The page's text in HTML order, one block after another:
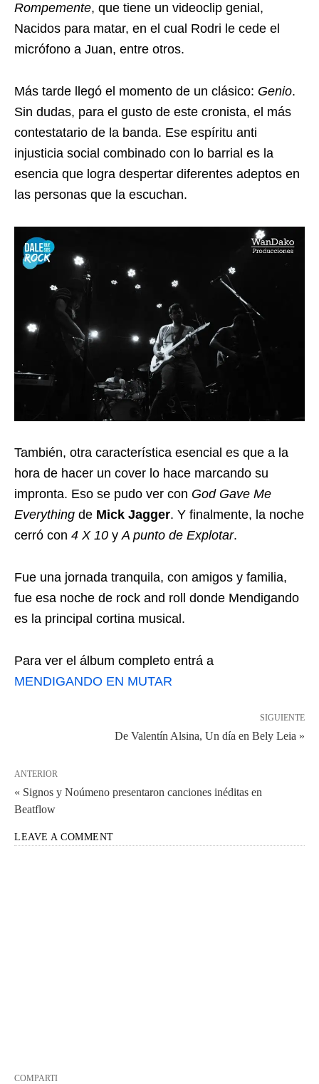
Rompemente, que tiene un videoclip genial,
Nacidos para matar, en el cual Rodri le cede el
micrófono a Juan, entre otros.
Más tarde llegó el momento de un clásico: Genio.
Sin dudas, para el gusto de este cronista, el más
contestatario de la banda. Ese espíritu anti
injusticia social combinado con lo barrial es la
esencia que logra despertar diferentes adeptos en
las personas que la escuchan.
También, otra característica esencial es que a la
hora de hacer un cover lo hace marcando su
impronta. Eso se pudo ver con God Gave Me
Everything de Mick Jagger. Y finalmente, la noche
cerró con 4 X 10 yA punto de Explotar.
Fue una jornada tranquila, con amigos y familia,
fue esa noche de rock and roll donde Mendigando
es la principal cortina musical.
Para ver el álbum completo entrá a
MENDIGANDO EN MUTAR
SIGUIENTE
De Valentín Alsina, Un día en Bely Leia »
ANTERIOR
« Signos y Noúmeno presentaron canciones inéditas en
Beatflow
LEAVE A COMMENT
COMPARTI